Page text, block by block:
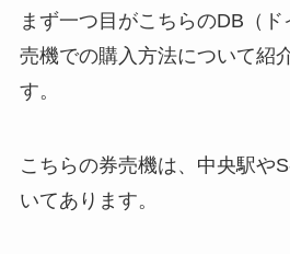
まず一つ目がこちらのDB（
売機での購入方法について紹
す。
こちらの券売機は、中央駅や
いてあります。